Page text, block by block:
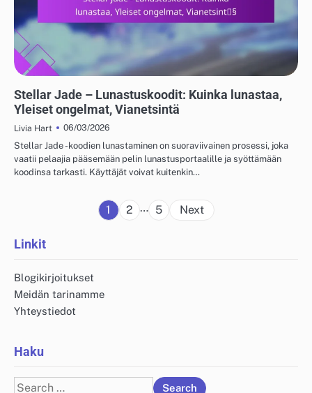
Stellar Jade – Lunastuskoodit: Kuinka lunastaa,
Yleiset ongelmat, Vianetsintä
Livia Hart
06/03/2026
Stellar Jade -koodien lunastaminen on suoraviivainen prosessi, joka
vaatii pelaajia pääsemään pelin lunastusportaalille ja syöttämään
koodinsa tarkasti. Käyttäjät voivat kuitenkin…
Posts
1 2 … 5 Next
Linkit
Blogikirjoitukset
Meidän tarinamme
Yhteystiedot
Haku
Search